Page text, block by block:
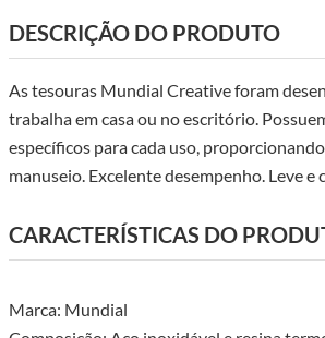
DESCRIÇÃO DO PRODUTO
As tesouras Mundial Creative foram
trabalha em casa ou no escritório.
específicos para cada uso,
manuseio. Excelente desempenho. Leve e
CARACTERÍSTICAS DO
Marca: Mundial